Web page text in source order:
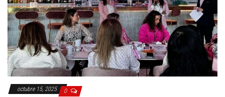
octubre 15, 2025 0